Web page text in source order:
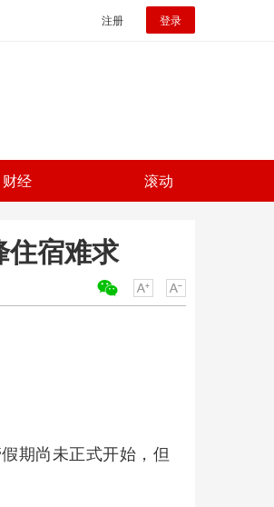
注册 登录
财经 滚动
住宿难求
期尚未正式开始，但